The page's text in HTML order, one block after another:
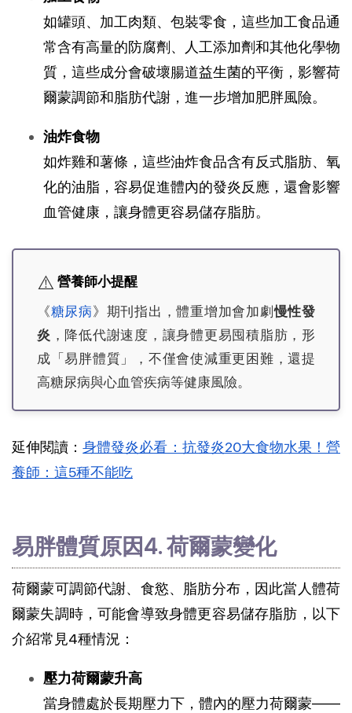
如罐頭、加工肉類、包裝零食，這些加工食品通
常含有高量的防腐劑、人工添加劑和其他化學物
質，這些成分會破壞腸道益生菌的平衡，影響荷
爾蒙調節和脂肪代謝，進一步增加肥胖風險。
油炸食物
如炸雞和薯條，這些油炸食品含有反式脂肪、氧
化的油脂，容易促進體內的發炎反應，還會影響
血管健康，讓身體更容易儲存脂肪。
⚠️ 營養師小提醒
《糖尿病》期刊指出，體重增加會加劇慢性發
炎 ，降低代謝速度，讓身體更易囤積脂肪，形
成「易胖體質」，不僅會使減重更困難，還提
高糖尿病與心血管疾病等健康風險。
延伸閱讀：身體發炎必看：抗發炎20大食物水果！營
養師：這5種不能吃
易胖體質原因4. 荷爾蒙變化
荷爾蒙可調節代謝、食慾、脂肪分布，因此當人體荷
爾蒙失調時，可能會導致身體更容易儲存脂肪，以下
介紹常見4種情況：
壓力荷爾蒙升高
當身體處於長期壓力下，體內的壓力荷爾蒙——